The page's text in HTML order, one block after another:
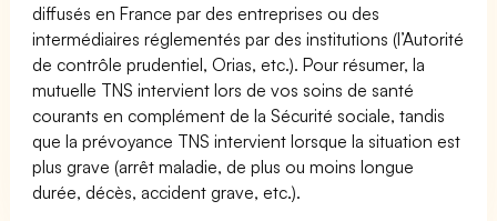
diffusés en France par des entreprises ou des
intermédiaires réglementés par des institutions (l’Autorité
de contrôle prudentiel, Orias, etc.). Pour résumer, la
mutuelle TNS intervient lors de vos soins de santé
courants en complément de la Sécurité sociale, tandis
que la prévoyance TNS intervient lorsque la situation est
plus grave (arrêt maladie, de plus ou moins longue
durée, décès, accident grave, etc.).